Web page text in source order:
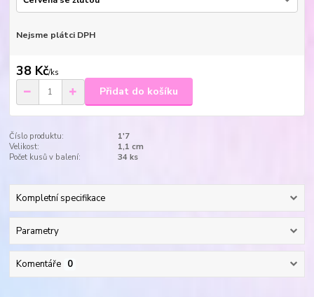
Nejsme plátci DPH
38 Kč/ks
Přidat do košíku
Číslo produktu:
1'7
Velikost:
1,1 cm
Počet kusů v balení:
34 ks
Kompletní specifikace
Parametry
Komentáře 0